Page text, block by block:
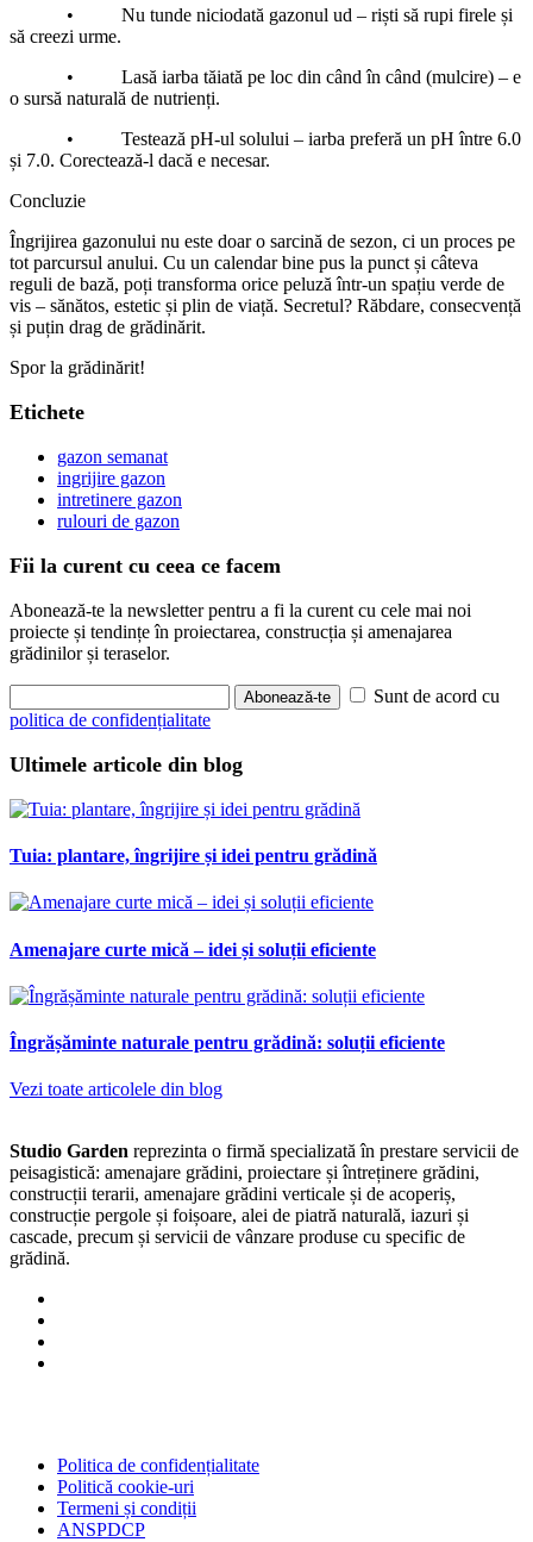
• Nu tunde niciodată gazonul ud – riști să rupi firele și
să creezi urme.
• Lasă iarba tăiată pe loc din când în când (mulcire) – e
o sursă naturală de nutrienți.
• Testează pH-ul solului – iarba preferă un pH între 6.0
și 7.0. Corectează-l dacă e necesar.
Concluzie
Îngrijirea gazonului nu este doar o sarcină de sezon, ci un proces pe
tot parcursul anului. Cu un calendar bine pus la punct și câteva
reguli de bază, poți transforma orice peluză într-un spațiu verde de
vis – sănătos, estetic și plin de viață. Secretul? Răbdare, consecvență
și puțin drag de grădinărit.
Spor la grădinărit!
Etichete
gazon semanat
ingrijire gazon
intretinere gazon
rulouri de gazon
Fii la curent cu ceea ce facem
Abonează-te la newsletter pentru a fi la curent cu cele mai noi
proiecte și tendințe în proiectarea, construcția și amenajarea
grădinilor și teraselor.
Abonează-te
Sunt de acord cu
politica de confidențialitate
Ultimele articole din blog
Tuia: plantare, îngrijire și idei pentru grădină
Amenajare curte mică – idei și soluții eficiente
Îngrășăminte naturale pentru grădină: soluții eficiente
Vezi toate articolele din blog
Studio Garden reprezinta o firmă specializată în prestare servicii de
peisagistică: amenajare grădini, proiectare și întreținere grădini,
construcții terarii, amenajare grădini verticale și de acoperiș,
construcție pergole și foișoare, alei de piatră naturală, iazuri și
cascade, precum și servicii de vânzare produse cu specific de
grădină.
Politica de confidențialitate
Politică cookie-uri
Termeni și condiții
ANSPDCP